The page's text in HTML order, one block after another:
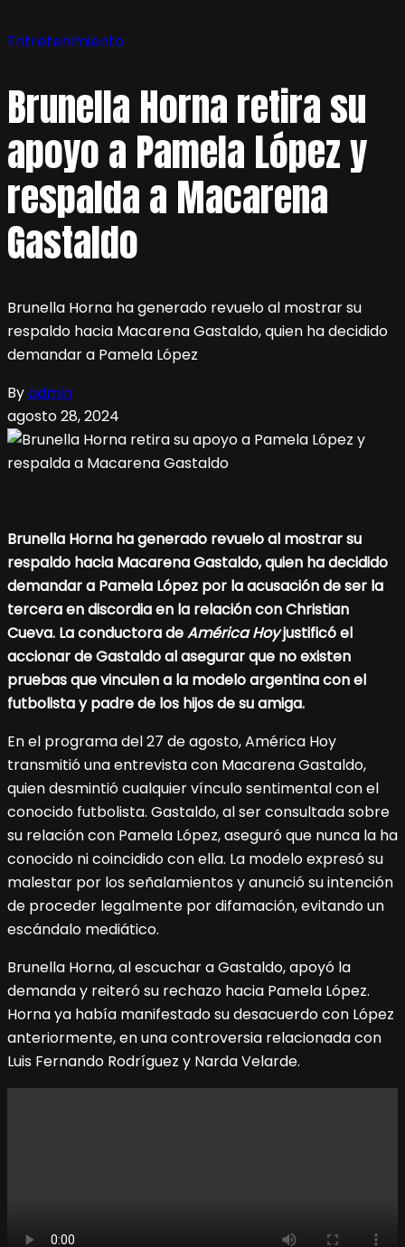
Entretenimiento
Brunella Horna retira su
apoyo a Pamela López y
respalda a Macarena
Gastaldo
Brunella Horna ha generado revuelo al mostrar su
respaldo hacia Macarena Gastaldo, quien ha decidido
demandar a Pamela López
Byadmin
agosto 28, 2024
Brunella Horna ha generado revuelo al mostrar su
respaldo hacia Macarena Gastaldo, quien ha decidido
demandar a Pamela López por la acusación de ser la
tercera en discordia en la relación con Christian
Cueva. La conductora deAmérica Hoyjustificó el
accionar de Gastaldo al asegurar que no existen
pruebas que vinculen a la modelo argentina con el
futbolista y padre de los hijos de su amiga.
En el programa del 27 de agosto, América Hoy
transmitió una entrevista con Macarena Gastaldo,
quien desmintió cualquier vínculo sentimental con el
conocido futbolista. Gastaldo, al ser consultada sobre
su relación con Pamela López, aseguró que nunca la ha
conocido ni coincidido con ella. La modelo expresó su
malestar por los señalamientos y anunció su intención
de proceder legalmente por difamación, evitando un
escándalo mediático.
Brunella Horna, al escuchar a Gastaldo, apoyó la
demanda y reiteró su rechazo hacia Pamela López.
Horna ya había manifestado su desacuerdo con López
anteriormente, en una controversia relacionada con
Luis Fernando Rodríguez y Narda Velarde.